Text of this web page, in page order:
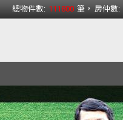
總物件數: 111800 筆， 房仲數: